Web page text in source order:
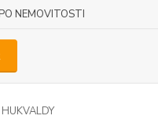
NEMOVITOSTI
HUKVALDY